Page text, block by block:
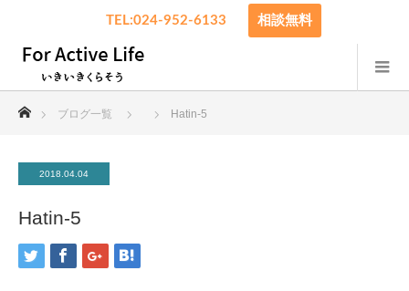
TEL:024-952-6133 相談無料
ブログ一覧 Hatin-5
2018.04.04
Hatin-5